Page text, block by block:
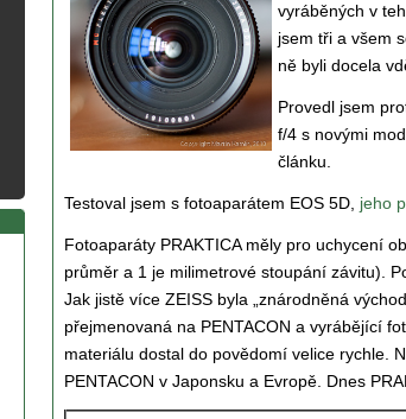
vyráběných v
jsem tři a všem
ně byli docela
Provedl jsem
f/4 s novými
článku.
Testoval jsem s fotoaparátem EOS 5D, jeho
Fotoaparáty PRAKTICA měly pro uchycení
průměr a 1 je milimetrové stoupání závitu).
Jak jistě více ZEISS byla „znárodněná
přejmenovaná na PENTACON a vyrábějící
materiálu dostal do povědomí velice rychle.
PENTACON v Japonsku a Evropě. Dnes